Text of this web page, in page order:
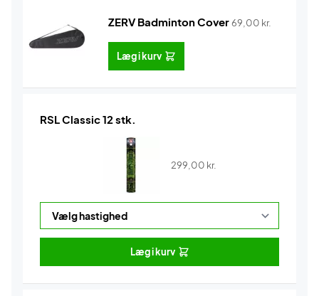
ZERV Badminton Cover69,00 kr.
Læg i kurv
RSL Classic 12 stk.
299,00 kr.
Læg i kurv